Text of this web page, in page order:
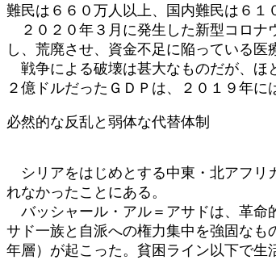
難民は６６０万人以上、国内難民は６１
２０２０年３月に発生した新型コロナ
し、荒廃させ、資金不足に陥っている
戦争による破壊は甚大なものだが、ほ
２億ドルだったＧＤＰは、２０１９年
必然的な反乱と弱体な代替体制
シリアをはじめとする中東・北アフリ
れなかったことにある。
バッシャール・アル＝アサドは、革命
サド一族と自派への権力集中を強固なも
年層）が起こった。貧困ライン以下で生